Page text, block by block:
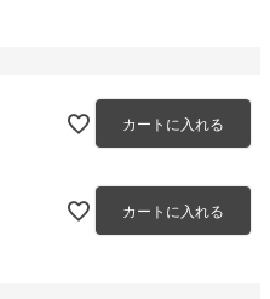
カートに入れる
カートに入れる